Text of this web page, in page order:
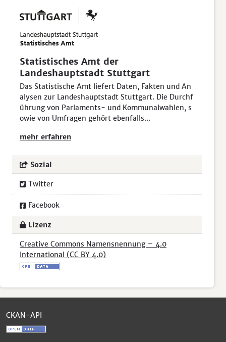
Statistisches Amt der
Landeshauptstadt Stuttgart
Das Statistische Amt liefert Daten, Fakten und An
alysen zur Landeshauptstadt Stuttgart. Die Durchf
ührung von Parlaments- und Kommunalwahlen, s
owie von Umfragen gehört ebenfalls...
mehr erfahren
Sozial
Twitter
Facebook
Lizenz
Creative Commons Namensnennung – 4.0
International (CC BY 4.0)
CKAN-API